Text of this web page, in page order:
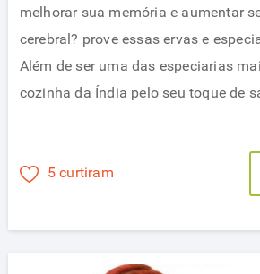
melhorar sua memória e aumentar
cerebral? prove essas ervas e
Além de ser uma das especiarias
cozinha da Índia pelo seu toque de
5 curtiram